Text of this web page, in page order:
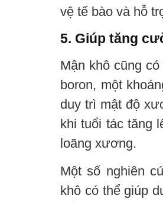
vệ tế bào và hỗ
5. Giúp tăng
Mận khô cũng
boron, một
duy trì mật độ
khi tuổi tác tăng
loãng xương.
Một số nghiên
khô có thể giúp